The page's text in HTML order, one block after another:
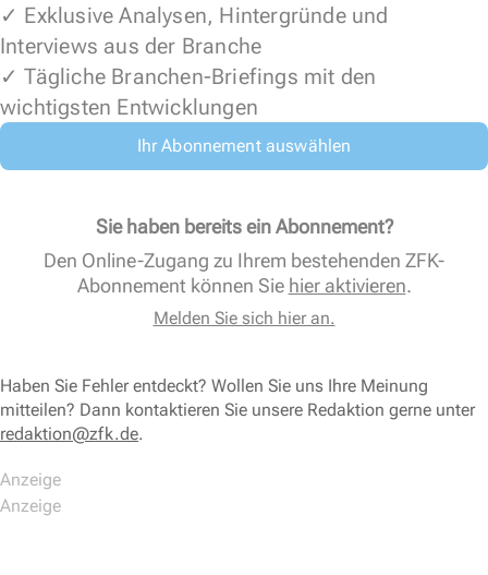
✓ Exklusive Analysen, Hintergründe und
Interviews aus der Branche
✓ Tägliche Branchen-Briefings mit den
wichtigsten Entwicklungen
Ihr Abonnement auswählen
Sie haben bereits ein Abonnement?
Den Online-Zugang zu Ihrem bestehenden ZFK-
Abonnement können Sie hier aktivieren.
Melden Sie sich hier an.
Haben Sie Fehler entdeckt? Wollen Sie uns Ihre Meinung
mitteilen? Dann kontaktieren Sie unsere Redaktion gerne unter
redaktion@zfk.de.